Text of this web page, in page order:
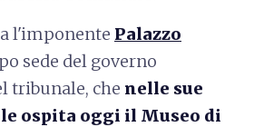
l'imponente Palazzo
sede del governo
tribunale, che nelle sue
ospita oggi il Museo di